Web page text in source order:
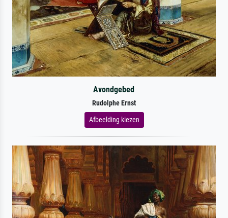
Avondgebed
Rudolphe Ernst
Afbeelding kiezen